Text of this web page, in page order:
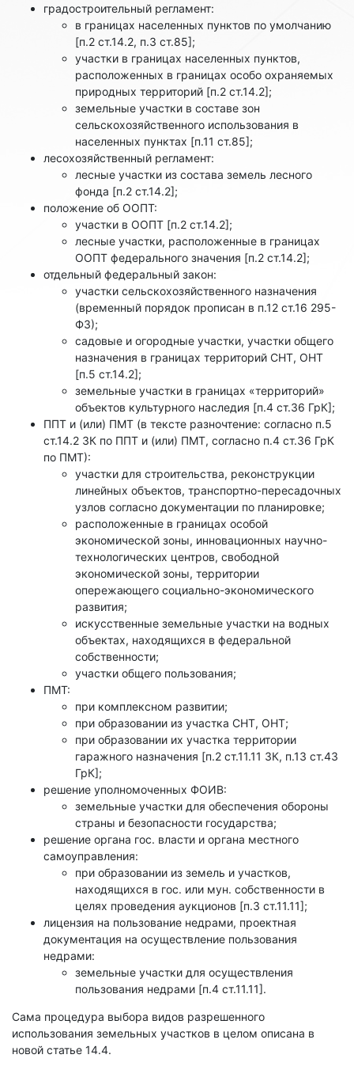
градостроительный регламент:
в границах населенных пунктов по умолчанию
[п.2 ст.14.2, п.3 ст.85];
участки в границах населенных пунктов,
расположенных в границах особо охраняемых
природных территорий [п.2 ст.14.2];
земельные участки в составе зон
сельскохозяйственного использования в
населенных пунктах [п.11 ст.85];
лесохозяйственный регламент:
лесные участки из состава земель лесного
фонда [п.2 ст.14.2];
положение об ООПТ:
участки в ООПТ [п.2 ст.14.2];
лесные участки, расположенные в границах
ООПТ федерального значения [п.2 ст.14.2];
отдельный федеральный закон:
участки сельскохозяйственного назначения
(временный порядок прописан в п.12 ст.16 295-
ФЗ);
садовые и огородные участки, участки общего
назначения в границах территорий СНТ, ОНТ
[п.5 ст.14.2];
земельные участки в границах «территорий»
объектов культурного наследия [п.4 ст.36 ГрК];
ППТ и (или) ПМТ (в тексте разночтение: согласно п.5
ст.14.2 ЗК по ППТ и (или) ПМТ, согласно п.4 ст.36 ГрК
по ПМТ):
участки для строительства, реконструкции
линейных объектов, транспортно-пересадочных
узлов согласно документации по планировке;
расположенные в границах особой
экономической зоны, инновационных научно-
технологических центров, свободной
экономической зоны, территории
опережающего социально-экономического
развития;
искусственные земельные участки на водных
объектах, находящихся в федеральной
собственности;
участки общего пользования;
ПМТ:
при комплексном развитии;
при образовании из участка СНТ, ОНТ;
при образовании их участка территории
гаражного назначения [п.2 ст.11.11 ЗК, п.13 ст.43
ГрК];
решение уполномоченных ФОИВ:
земельные участки для обеспечения обороны
страны и безопасности государства;
решение органа гос. власти и органа местного
самоуправления:
при образовании из земель и участков,
находящихся в гос. или мун. собственности в
целях проведения аукционов [п.3 ст.11.11];
лицензия на пользование недрами, проектная
документация на осуществление пользования
недрами:
земельные участки для осуществления
пользования недрами [п.4 ст.11.11].
Сама процедура выбора видов разрешенного
использования земельных участков в целом описана в
новой статье 14.4.